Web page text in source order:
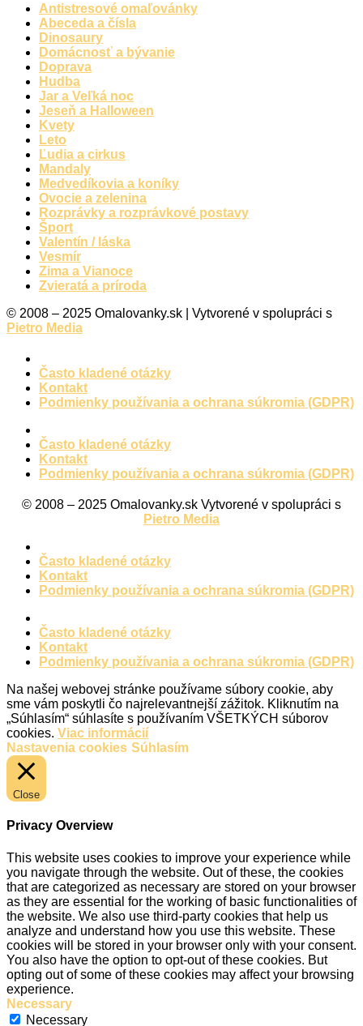
Antistresové omaľovánky
Abeceda a čísla
Dinosaury
Domácnosť a bývanie
Doprava
Hudba
Jar a Veľká noc
Jeseň a Halloween
Kvety
Leto
Ľudia a cirkus
Mandaly
Medvedíkovia a koníky
Ovocie a zelenina
Rozprávky a rozprávkové postavy
Šport
Valentín / láska
Vesmír
Zima a Vianoce
Zvieratá a príroda
© 2008 – 2025 Omalovanky.sk | Vytvorené v spolupráci s
Pietro Media
Často kladené otázky
Kontakt
Podmienky používania a ochrana súkromia (GDPR)
Často kladené otázky
Kontakt
Podmienky používania a ochrana súkromia (GDPR)
© 2008 – 2025 Omalovanky.sk Vytvorené v spolupráci s
Pietro Media
Často kladené otázky
Kontakt
Podmienky používania a ochrana súkromia (GDPR)
Často kladené otázky
Kontakt
Podmienky používania a ochrana súkromia (GDPR)
Na našej webovej stránke používame súbory cookie, aby
sme vám poskytli čo najrelevantnejší zážitok. Kliknutím na
„Súhlasím“ súhlasíte s používaním VŠETKÝCH súborov
cookies. Viac informácií
Nastavenia cookies Súhlasím
Close
Privacy Overview
This website uses cookies to improve your experience while
you navigate through the website. Out of these, the cookies
that are categorized as necessary are stored on your browser
as they are essential for the working of basic functionalities of
the website. We also use third-party cookies that help us
analyze and understand how you use this website. These
cookies will be stored in your browser only with your consent.
You also have the option to opt-out of these cookies. But
opting out of some of these cookies may affect your browsing
experience.
Necessary
Necessary